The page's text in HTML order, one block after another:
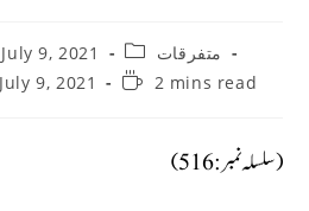
July 9, 2021
Post
category:
متفرقات
July 9, 2021
Reading2 mins read
(سلسلہ نمبر: 516)